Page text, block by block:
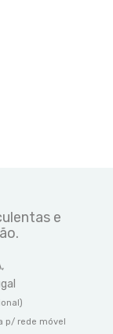
e
p/ rede móvel